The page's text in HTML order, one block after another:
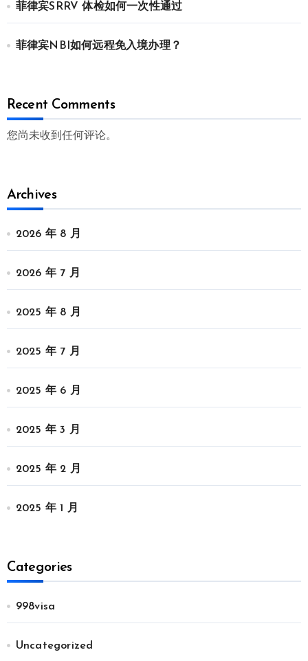
菲律宾SRRV 体检如何一次性通过
菲律宾NBI如何远程免入境办理？
Recent Comments
您尚未收到任何评论。
Archives
2026 年 8 月
2026 年 7 月
2025 年 8 月
2025 年 7 月
2025 年 6 月
2025 年 3 月
2025 年 2 月
2025 年 1 月
Categories
998visa
Uncategorized